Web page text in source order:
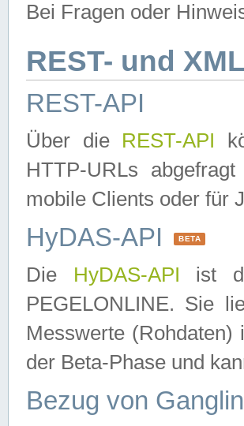
Bei Fragen oder
REST- und
REST-API
Über die REST-API
HTTP-URLs
mobile Clients oder für
HyDAS-API BETA
Die HyDAS-API ist
PEGELONLINE. Sie
Messwerte
der Beta-Phase und
Bezug von